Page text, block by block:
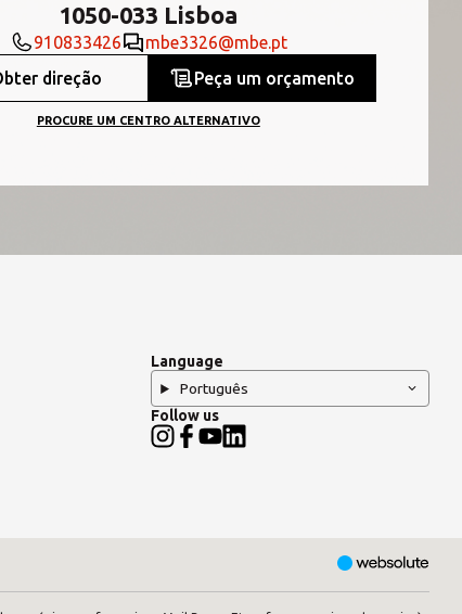
1050-033 Lisboa
910833426
mbe3326@mbe.pt
direção
Peça um orçamento
PROCURE UM CENTRO ALTERNATIVO
Language
Português
Follow us